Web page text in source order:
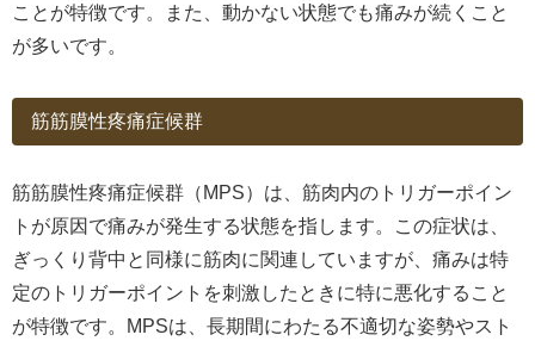
ことが特徴です。また、動かない状態でも痛みが続くこと
が多いです。
筋筋膜性疼痛症候群
筋筋膜性疼痛症候群（MPS）は、筋肉内のトリガーポイン
トが原因で痛みが発生する状態を指します。この症状は、
ぎっくり背中と同様に筋肉に関連していますが、痛みは特
定のトリガーポイントを刺激したときに特に悪化すること
が特徴です。MPSは、長期間にわたる不適切な姿勢やスト